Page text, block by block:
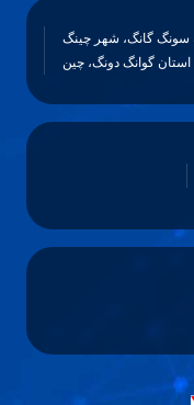
سونگ گانگ، شهر چينگ
گوانگ دونگ، چين